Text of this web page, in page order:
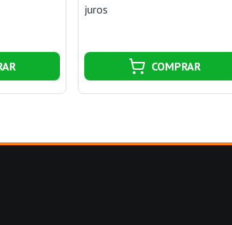
juros
COMPRAR